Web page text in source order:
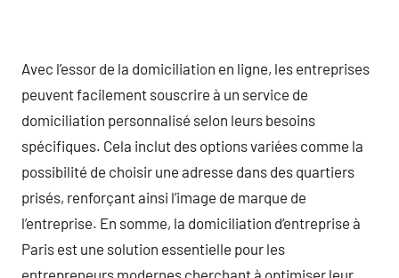
Avec l’essor de la domiciliation en ligne, les entreprises
peuvent facilement souscrire à un service de
domiciliation personnalisé selon leurs besoins
spécifiques. Cela inclut des options variées comme la
possibilité de choisir une adresse dans des quartiers
prisés, renforçant ainsi l’image de marque de
l’entreprise. En somme, la domiciliation d’entreprise à
Paris est une solution essentielle pour les
entrepreneurs modernes cherchant à optimiser leur